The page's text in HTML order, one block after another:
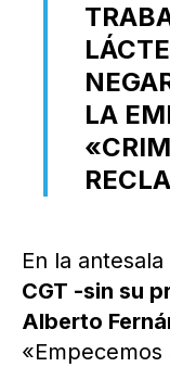
LA
En la
CGT -sin su
Alberto
«Empecemos